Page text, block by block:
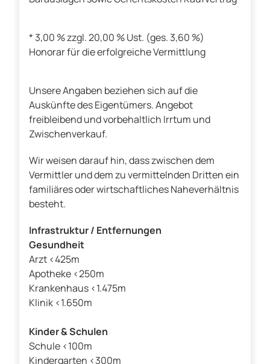
* 3,00 % zzgl. 20,00 % Ust. (ges. 3,60 %)
Honorar für die erfolgreiche Vermittlung
Unsere Angaben beziehen sich auf die
Auskünfte des Eigentümers. Angebot
freibleibend und vorbehaltlich Irrtum und
Zwischenverkauf.
Wir weisen darauf hin, dass zwischen dem
Vermittler und dem zu vermittelnden Dritten ein
familiäres oder wirtschaftliches Naheverhältnis
besteht.
Infrastruktur / Entfernungen
Gesundheit
Arzt <425m
Apotheke <250m
Krankenhaus <1.475m
Klinik <1.650m
Kinder & Schulen
Schule <100m
Kindergarten <300m